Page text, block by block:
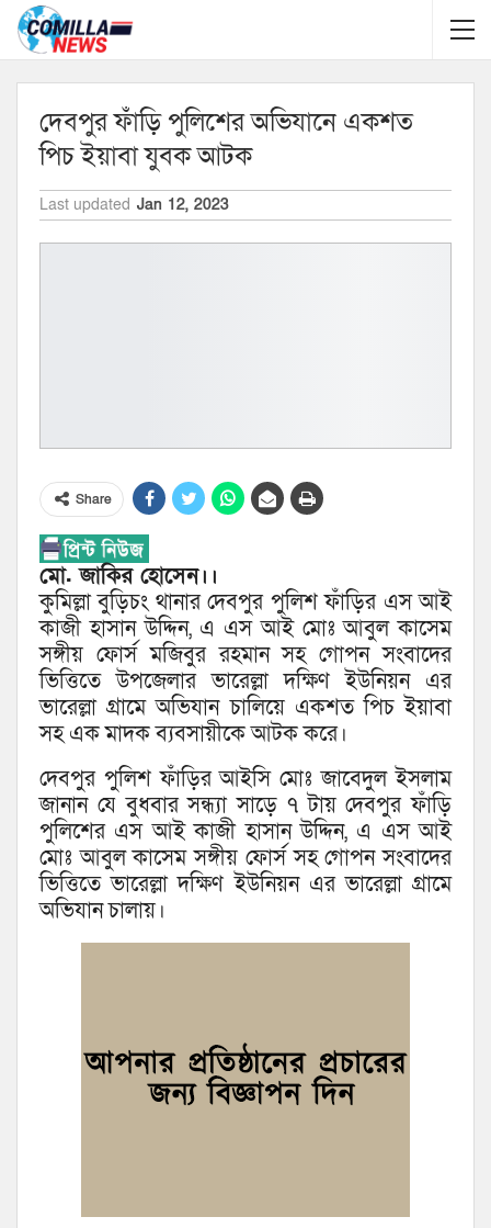
দেবপুর ফাঁড়ি পুলিশের অভিযানে একশত
পিচ ইয়াবা যুবক আটক
Last updated Jan 12, 2023
Share
মো. জাকির হোসেন।।
কুমিল্লা বুড়িচং থানার দেবপুর পুলিশ ফাঁড়ির এস আই
কাজী হাসান উদ্দিন, এ এস আই মোঃ আবুল কাসেম
সঙ্গীয় ফোর্স মজিবুর রহমান সহ গোপন সংবাদের
ভিত্তিতে উপজেলার ভারেল্লা দক্ষিণ ইউনিয়ন এর
ভারেল্লা গ্রামে অভিযান চালিয়ে একশত পিচ ইয়াবা
সহ এক মাদক ব্যবসায়ীকে আটক করে।
দেবপুর পুলিশ ফাঁড়ির আইসি মোঃ জাবেদুল ইসলাম
জানান যে বুধবার সন্ধ্যা সাড়ে ৭ টায় দেবপুর ফাঁড়ি
পুলিশের এস আই কাজী হাসান উদ্দিন, এ এস আই
মোঃ আবুল কাসেম সঙ্গীয় ফোর্স সহ গোপন সংবাদের
ভিত্তিতে ভারেল্লা দক্ষিণ ইউনিয়ন এর ভারেল্লা গ্রামে
অভিযান চালায়।